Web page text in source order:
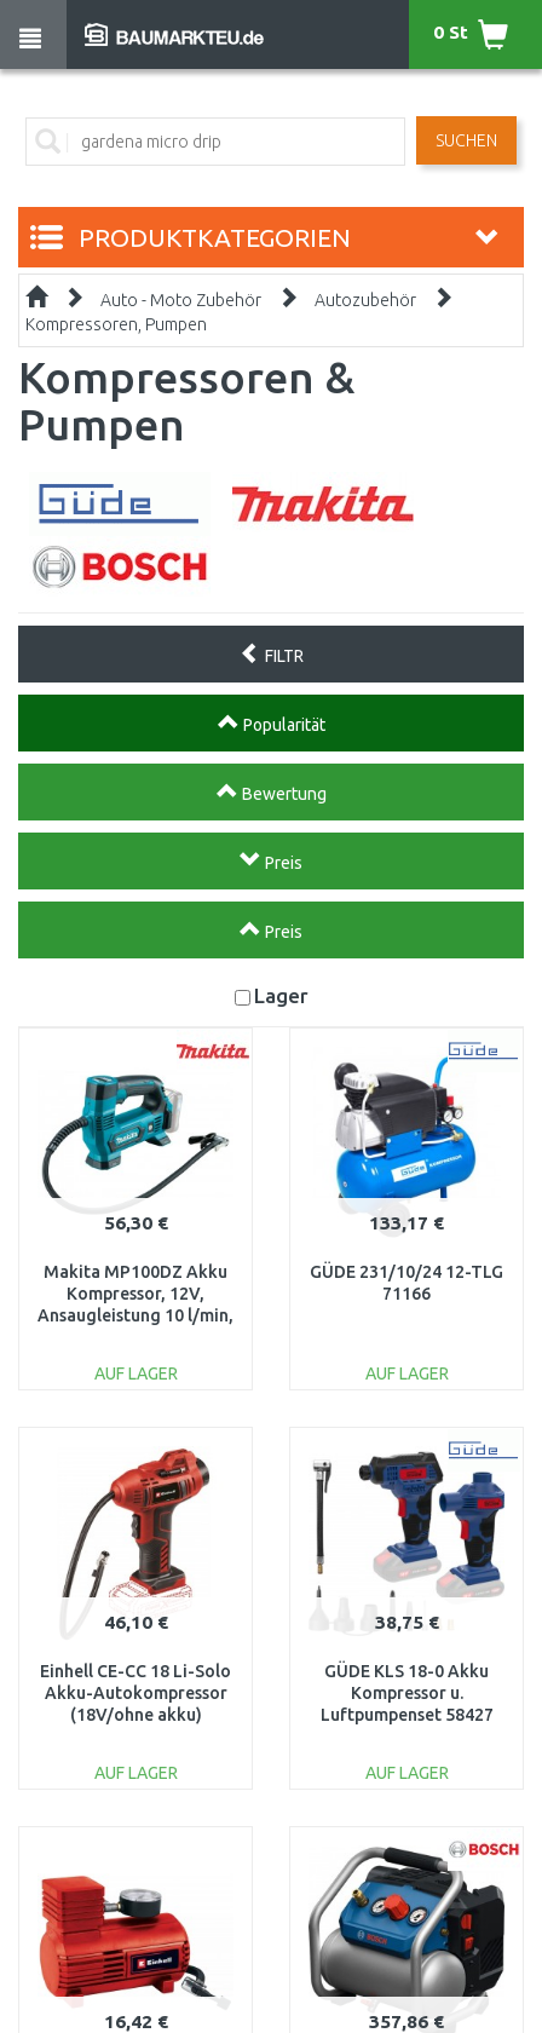
SUCHEN
0 St
PRODUKTKATEGORIEN
Auto - Moto Zubehör
Autozubehör
Kompressoren, Pumpen
Kompressoren &
Pumpen
FILTR
Popularität
Bewertung
Preis
Preis
Lager
56,30 €
Makita MP100DZ Akku
Kompressor, 12V,
Ansaugleistung 10 l/min,
AUF LAGER
Vergleichen
133,17 €
GÜDE 231/10/24 12-TLG
71166
AUF LAGER
Vergleichen
46,10 €
Einhell CE-CC 18 Li-Solo
Akku-Autokompressor
(18V/ohne akku)
AUF LAGER
38,75 €
GÜDE KLS 18-0 Akku
Kompressor u.
Luftpumpenset 58427
AUF LAGER
Vergleichen
16,42 € 357,86 €